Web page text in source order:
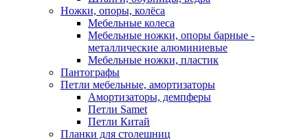
Ножки, опоры, колёса
Мебельные колеса
Мебельные ножки, опоры барные -
металлические алюминиевые
Мебельные ножки, пластик
Пантографы
Петли мебельные, амортизаторы
Амортизаторы, демпферы
Петли Samet
Петли Китай
Планки для столешниц